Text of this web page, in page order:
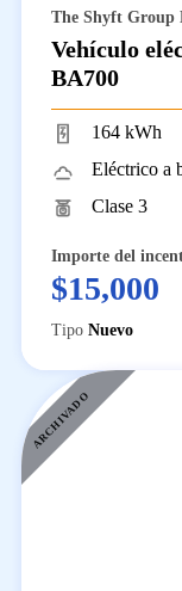
The Shyft Group
Vehículo
BA700
164 kWh
Eléctrico a
Clase 3
Importe del
$15,000
Tipo Nuevo
ARCHIVADO